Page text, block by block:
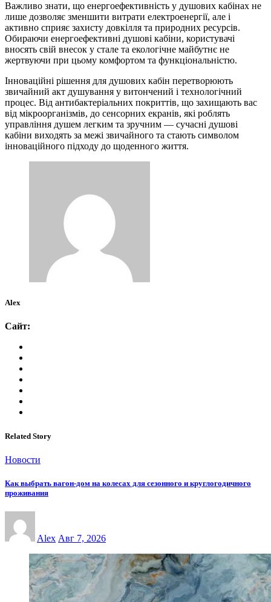
Важливо знати, що енергоефективність у душових кабінах не
лише дозволяє зменшити витрати електроенергії, але і
активно сприяє захисту довкілля та природних ресурсів.
Обираючи енергоефективні душові кабіни, користувачі
вносять свій внесок у стале та екологічне майбутнє не
жертвуючи при цьому комфортом та функціональністю.
Інноваційні рішення для душових кабін перетворюють
звичайний акт душування у витончений і технологічний
процес. Від антибактеріальних покриттів, що захищають вас
від мікроорганізмів, до сенсорних екранів, які роблять
управління душем легким та зручним — сучасні душові
кабіни виходять за межі звичайного та стають символом
інноваційного підходу до щоденного життя.
Alex
Сайт:
Related Story
Новости
Как выбрать вагон-дом на колесах для сезонного и круглогодичного
проживания
Alex Авг 7, 2026